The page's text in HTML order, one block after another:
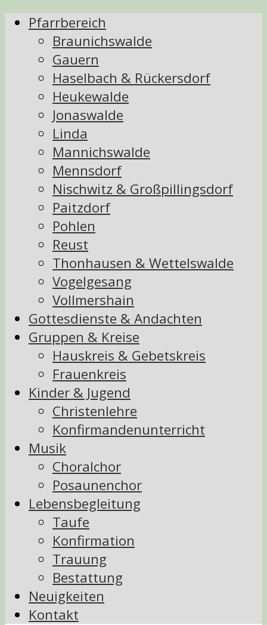
Pfarrbereich
Braunichswalde
Gauern
Haselbach & Rückersdorf
Heukewalde
Jonaswalde
Linda
Mannichswalde
Mennsdorf
Nischwitz & Großpillingsdorf
Paitzdorf
Pohlen
Reust
Thonhausen & Wettelswalde
Vogelgesang
Vollmershain
Gottesdienste & Andachten
Gruppen & Kreise
Hauskreis & Gebetskreis
Frauenkreis
Kinder & Jugend
Christenlehre
Konfirmandenunterricht
Musik
Choralchor
Posaunenchor
Lebensbegleitung
Taufe
Konfirmation
Trauung
Bestattung
Neuigkeiten
Kontakt